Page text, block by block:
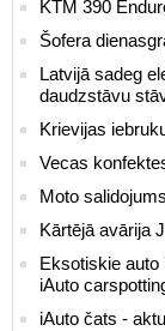
KTM 390
Šofera
Latvijā sadeg
daudzstāvu
Krievijas
Vecas
Moto
Kārtējā avārija
Eksotiskie auto
iAuto
iAuto čats -